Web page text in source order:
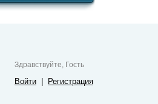
Здравствуйте, Гость
Войти Регистрация